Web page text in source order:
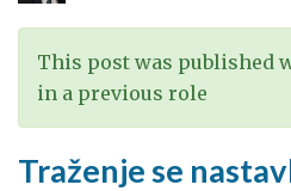
This post was published
in a previous role
Traženje se